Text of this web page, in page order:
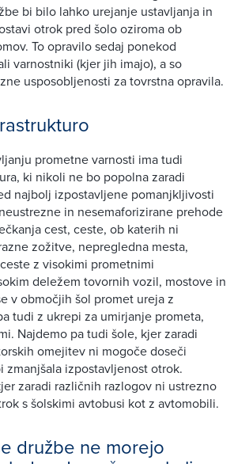
bi bilo lahko urejanje ustavljanja in
otrok pred šolo oziroma ob
To opravilo sedaj ponekod
varnostniki (kjer jih imajo), a so
usposobljenosti za tovrstna opravila.
prometne varnosti ima tudi
ki nikoli ne bo popolna zaradi
najbolj izpostavljene pomanjkljivosti
in nesemaforizirane prehode
cest, ceste, ob katerih ni
zožitve, nepregledna mesta,
z visokimi prometnimi
deležem tovornih vozil, mostove in
v območjih šol promet ureja z
tudi z ukrepi za umirjanje prometa,
Najdemo pa tudi šole, kjer zaradi
omejitev ni mogoče doseči
izpostavljenost otrok.
zaradi različnih razlogov ni ustrezno
s šolskimi avtobusi kot z avtomobili.
družbe ne morejo